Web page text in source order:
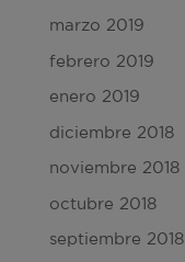
marzo 2019
febrero 2019
enero 2019
diciembre 2018
noviembre 2018
octubre 2018
septiembre 2018